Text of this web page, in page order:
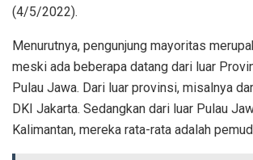
(4/5/2022).
Menurutnya, pengunjung mayoritas
meski ada beberapa datang dari luar
Pulau Jawa. Dari luar provinsi, misalnya
DKI Jakarta. Sedangkan dari luar Pulau
Kalimantan, mereka rata-rata adalah